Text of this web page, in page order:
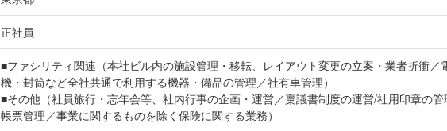
正社員
■ファシリティ関連（本社ビル内の施設管理・移転、レイアウト変更の立案・業者折衝／
機・封筒など全社共通で利用する機器・備品の管理／社有車管理）
■その他（社員旅行・忘年会等、社内行事の企画・運営／稟議書制度の運営/社用印章の管
帳票管理／事業に関するものを除く保険に関する業務）